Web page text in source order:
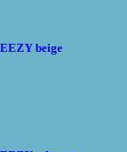
beige